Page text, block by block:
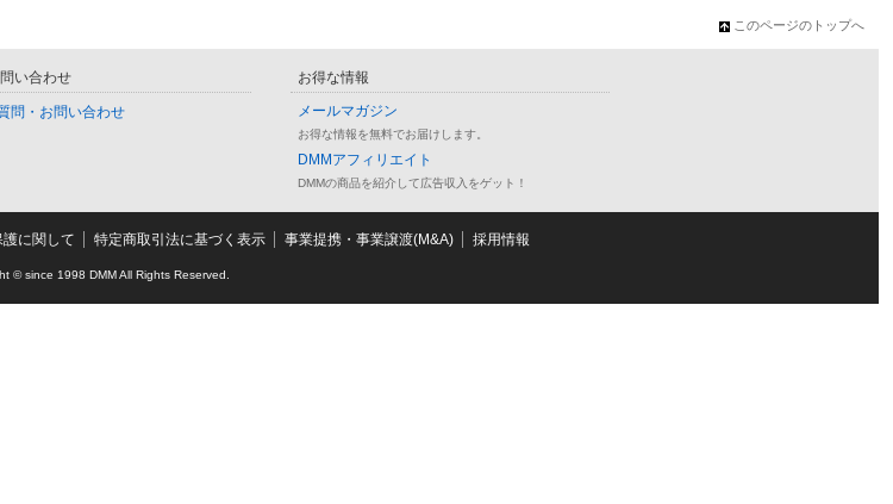
このページのトップへ
い合わせ
問・お問い合わせ
お得な情報
メールマガジン
お得な情報を無料でお届けします。
DMMアフィリエイト
DMMの商品を紹介して広告収入をゲット！
に関して 特定商取引法に基づく表示 事業提携・事業譲渡(M&A) 採用情報
© since 1998 DMM All Rights Reserved.